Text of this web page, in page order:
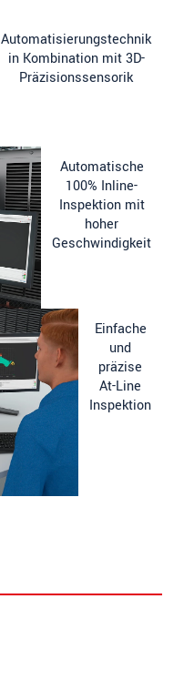
Automatisierungstechnik
in Kombination mit 3D-
Präzisionssensorik
Automatische
100% Inline-
Inspektion mit
hoher
Geschwindigkeit
Einfache
und
präzise
At-Line
Inspektion